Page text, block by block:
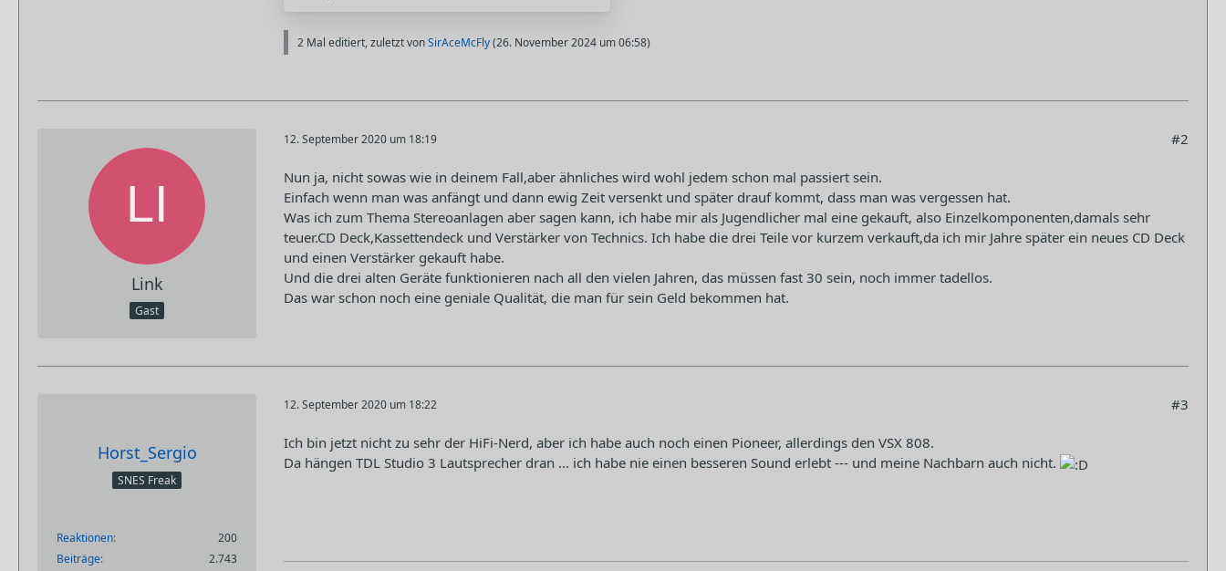
2 Mal editiert, zuletzt vonSirAceMcFly(26. November 2024 um 06:58)
Link
Gast
12. September 2020 um 18:19 #2
Nun ja, nicht sowas wie in deinem Fall,aber ähnliches wird wohl jedem schon mal passiert sein.
Einfach wenn man was anfängt und dann ewig Zeit versenkt und später drauf kommt, dass man was vergessen hat.
Was ich zum Thema Stereoanlagen aber sagen kann, ich habe mir als Jugendlicher mal eine gekauft, also Einzelkomponenten,damals sehr
teuer.CD Deck,Kassettendeck und Verstärker von Technics. Ich habe die drei Teile vor kurzem verkauft,da ich mir Jahre später ein neues CD Deck
und einen Verstärker gekauft habe.
Und die drei alten Geräte funktionieren nach all den vielen Jahren, das müssen fast 30 sein, noch immer tadellos.
Das war schon noch eine geniale Qualität, die man für sein Geld bekommen hat.
Horst_Sergio
SNES Freak
Reaktionen
200
Beiträge
2.743
12. September 2020 um 18:22 #3
Ich bin jetzt nicht zu sehr der HiFi-Nerd, aber ich habe auch noch einen Pioneer, allerdings den VSX 808.
Da hängen TDL Studio 3 Lautsprecher dran ... ich habe nie einen besseren Sound erlebt --- und meine Nachbarn auch nicht.